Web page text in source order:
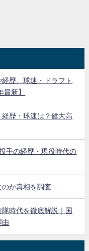
歴、球速・ドラフト
新】
歴・球速は？健大高
手の経歴・現役時代の
か真相を調査
時代を徹底解説｜国
由